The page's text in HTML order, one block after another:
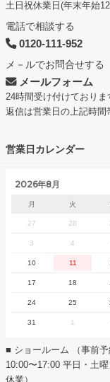
土日祝休業日(年末年始
電話で相談する
0120-111-952
メ－ルでお問合せする
メールフォーム
24時間受け付けておりま
返信は営業日の上記時間
営業日カレンダー
2026年8月
月 火
27 28
3 4
10 11
17 18
24 25
31 1
■ ショールーム （事前予
10:00〜17:00 平日・土
休業）